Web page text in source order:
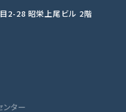
2-28 昭栄上尾ビル 2階
ター